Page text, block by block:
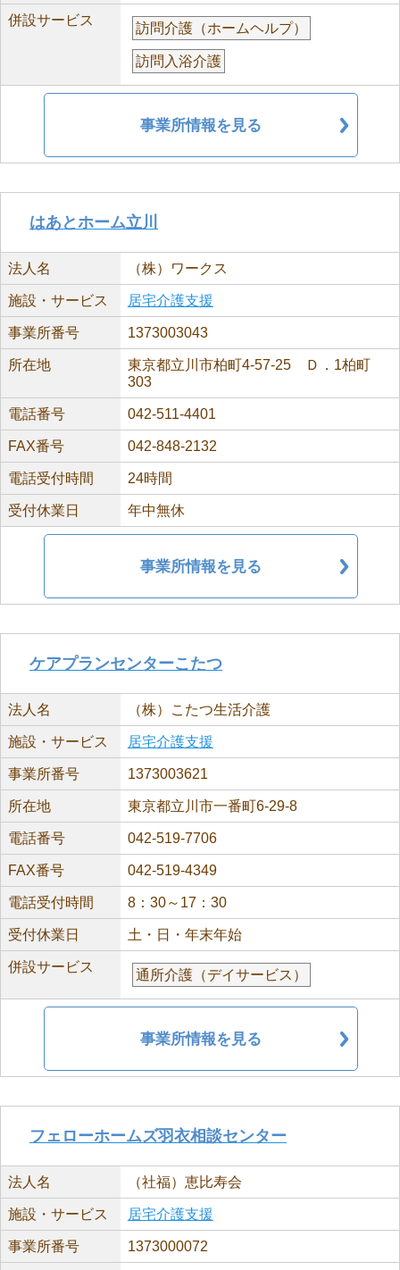
併設サービス
訪問介護（ホームヘルプ）
訪問入浴介護
事業所情報を見る
はあとホーム立川
法人名 （株）ワークス
施設・サービス 居宅介護支援
事業所番号 1373003043
所在地
東京都立川市柏町4-57-25 Ｄ．1柏町
303
電話番号 042-511-4401
FAX番号 042-848-2132
電話受付時間 24時間
受付休業日 年中無休
事業所情報を見る
ケアプランセンターこたつ
法人名 （株）こたつ生活介護
施設・サービス 居宅介護支援
事業所番号 1373003621
所在地 東京都立川市一番町6-29-8
電話番号 042-519-7706
FAX番号 042-519-4349
電話受付時間 8：30～17：30
受付休業日 土・日・年末年始
併設サービス
通所介護（デイサービス）
事業所情報を見る
フェローホームズ羽衣相談センター
法人名 （社福）恵比寿会
施設・サービス 居宅介護支援
事業所番号 1373000072